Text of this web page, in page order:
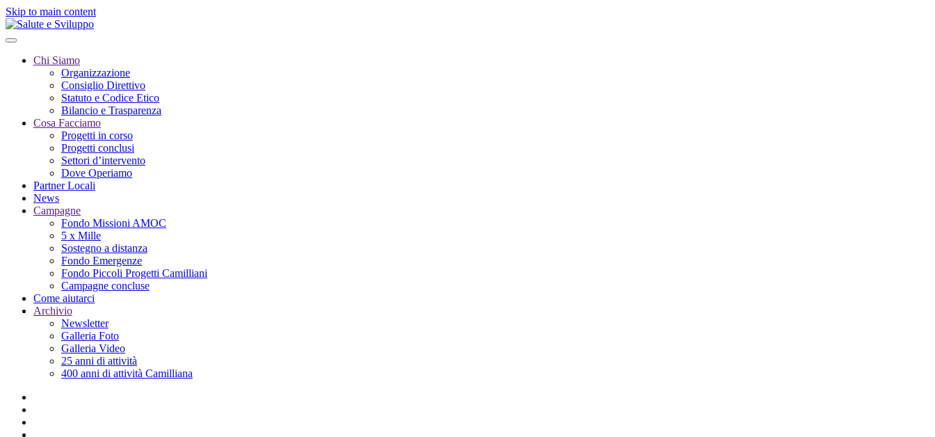
Skip to main content
Chi Siamo
Organizzazione
Consiglio Direttivo
Statuto e Codice Etico
Bilancio e Trasparenza
Cosa Facciamo
Progetti in corso
Progetti conclusi
Settori d’intervento
Dove Operiamo
Partner Locali
News
Campagne
Fondo Missioni AMOC
5 x Mille
Sostegno a distanza
Fondo Emergenze
Fondo Piccoli Progetti Camilliani
Campagne concluse
Come aiutarci
Archivio
Newsletter
Galleria Foto
Galleria Video
25 anni di attività
400 anni di attività Camilliana